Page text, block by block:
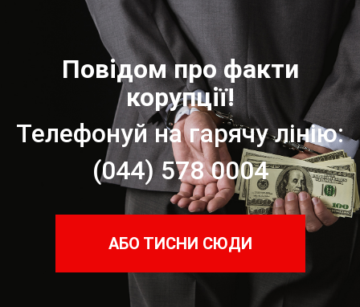
Повідом про факти
корупції!
Телефонуй на гарячу лінію:
(044) 578 0004
АБО ТИСНИ СЮДИ